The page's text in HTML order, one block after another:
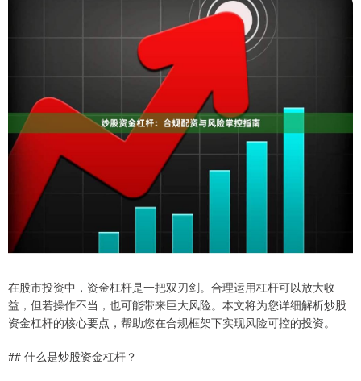
在股市投资中，资金杠杆是一把双刃剑。合理运用杠杆可以放大收
益，但若操作不当，也可能带来巨大风险。本文将为您详细解析炒股
资金杠杆的核心要点，帮助您在合规框架下实现风险可控的投资。
## 什么是炒股资金杠杆？